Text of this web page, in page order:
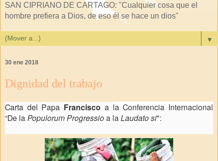
SAN CIPRIANO DE CARTAGO: "Cualquier cosa que el
hombre prefiera a Dios, de eso él se hace un dios"
▼
30 ene 2018
Dignidad del trabajo
Carta del Papa Francisco a la Conferencia Internacional
“De la Populorum Progressioa laLaudato si":